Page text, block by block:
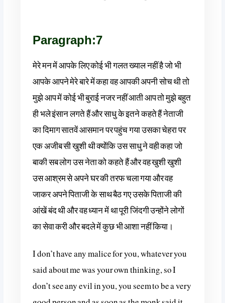
Paragraph:7
मेरे मन में आपके लिए कोई भी गलत ख्याल नहीं है जो भी
आपके आपने मेरे बारे में कहा वह आपकी अपनी सोच थी तो
मुझे आप में कोई भी बुराई नजर नहीं आती आप तो मुझे बहुत
ही भले इंसान लगते हैं और साधु के इतने कहते हैं नेताजी
का दिमाग सातवें आसमान पर पहुंच गया उसका चेहरा पर
एक अजीब सी खुशी थी क्योंकि उस साधु ने वही कहा जो
बाकी सब लोग उस नेता को कहते हैं और वह खुशी खुशी
उस आश्रम से अपने घर की तरफ चला गया और वह
जाकर अपने पिताजी के साथ बैठ गए उसके पिताजी की
आंखें बंद थी और वह ध्यान में था पूरी जिंदगी उन्होंने लोगों
का सेवा करी और बदले में कुछ भी आशा नहीं किया।
I don’t have any malice for you, whatever you
said about me was your own thinking, so I
don’t see any evil in you, you seem to be a very